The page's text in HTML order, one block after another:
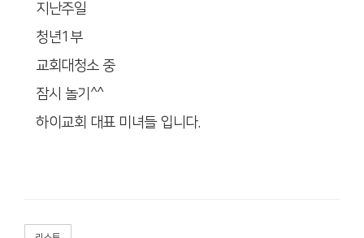
지난주일
​​​​​​청년1부
교회대청소 중
잠시 놀기^^
​​​​​​하이교회 대표 미녀들 입니다.